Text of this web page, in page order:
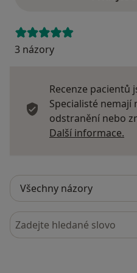
3 názory
Recenze pacientů
Specialisté nemají
odstranění nebo
Další informace.
Hledejte v názorech